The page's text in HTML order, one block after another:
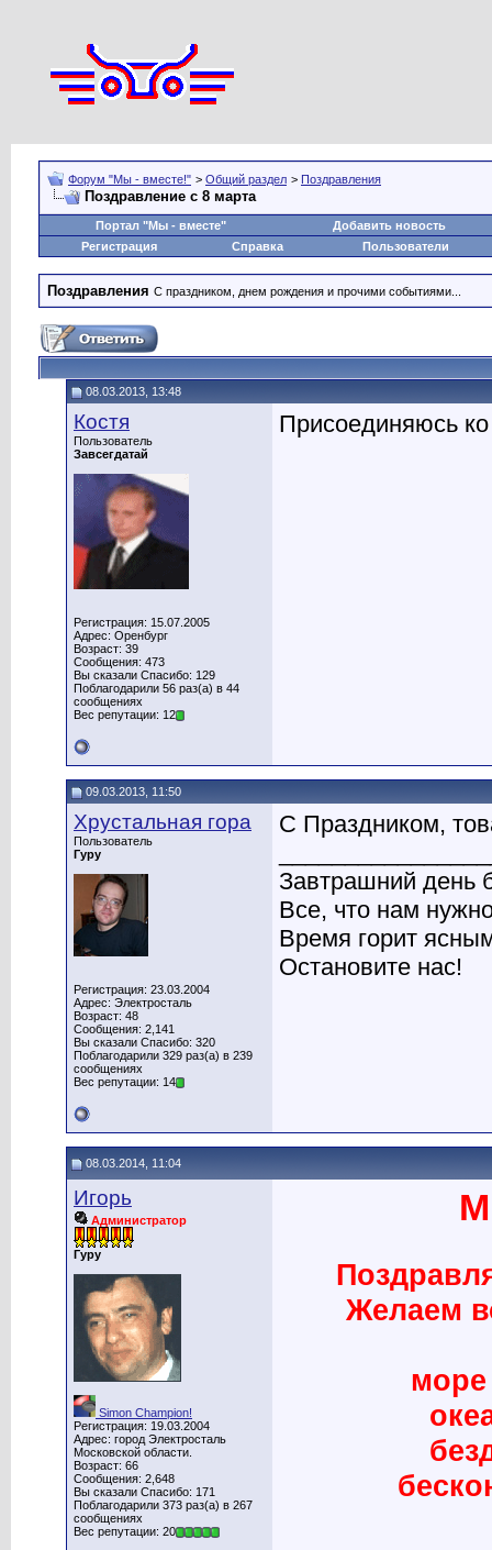
Форум "Мы - вместе!" > Общий раздел > Поздравления
Поздравление с 8 марта
Портал "Мы - вместе"
Добавить новость
Регистрация
Справка Пользователи
Поздравления С праздником, днем рождения и прочими событиями...
08.03.2013, 13:48
Костя
Пользователь
Завсегдатай
Регистрация: 15.07.2005
Адрес: Оренбург
Возраст: 39
Сообщения: 473
Вы сказали Спасибо: 129
Поблагодарили 56 раз(а) в 44
сообщениях
Вес репутации: 12
Присоединяюсь
09.03.2013, 11:50
Хрустальная гора
Пользователь
Гуру
Регистрация: 23.03.2004
Адрес: Электросталь
Возраст: 48
Сообщения: 2,141
Вы сказали Спасибо: 320
Поблагодарили 329 раз(а) в 239
сообщениях
Вес репутации: 14
С Праздником,
Завтрашний день
Все, что нам
Время горит
Остановите нас!
08.03.2014, 11:04
Игорь
Администратор
Гуру
Simon Champion!
Регистрация: 19.03.2004
Адрес: город Электросталь
Московской области.
Возраст: 66
Сообщения: 2,648
Вы сказали Спасибо: 171
Поблагодарили 373 раз(а) в 267
сообщениях
Вес репутации: 20
Желаем
море